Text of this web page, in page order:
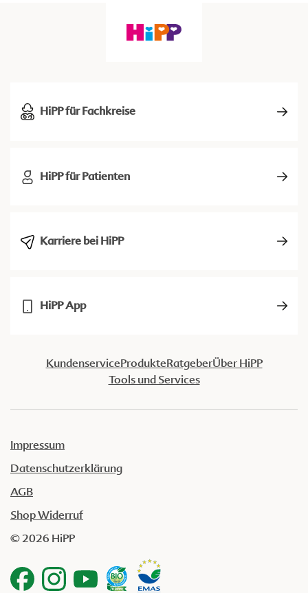
HiPP für Fachkreise
HiPP für Patienten
Karriere bei HiPP
HiPP App
KundenserviceProdukteRatgeberÜber HiPP
Tools und Services
Impressum
Datenschutzerklärung
AGB
Shop Widerruf
© 2026 HiPP